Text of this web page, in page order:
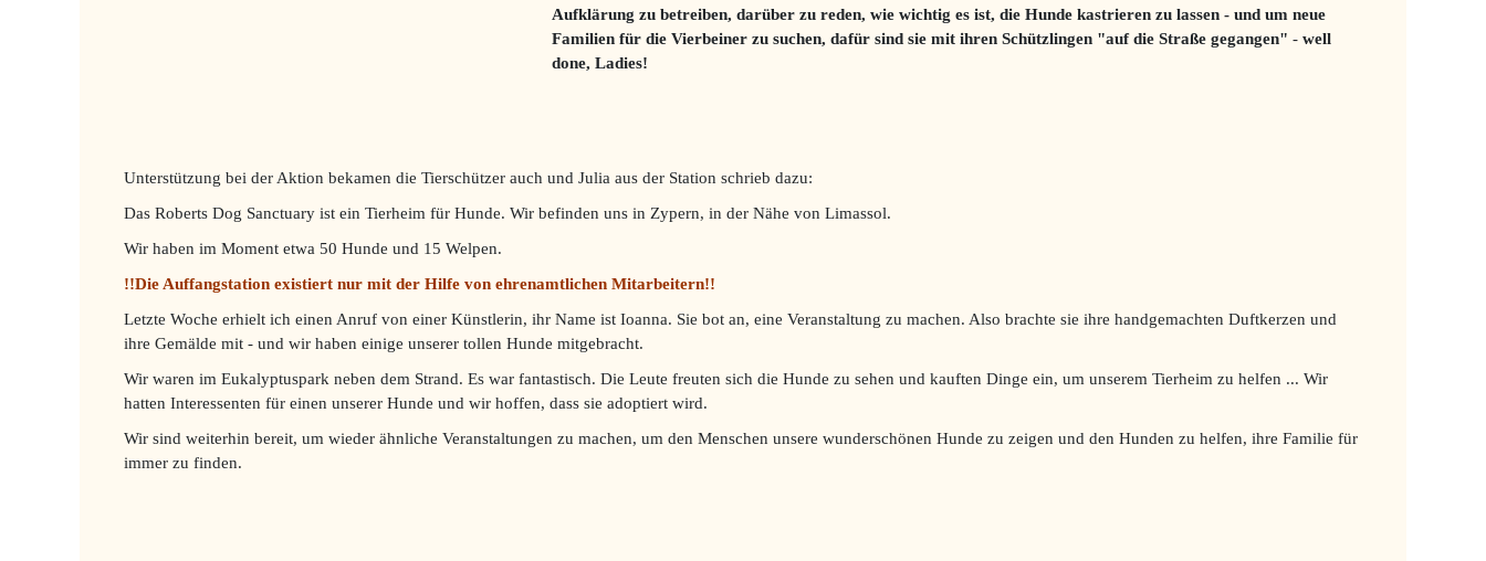
Aufklärung zu betreiben, darüber zu reden, wie wichtig es ist, die Hunde kastrieren zu lassen - und um neue
Familien für die Vierbeiner zu suchen, dafür sind sie mit ihren Schützlingen "auf die Straße gegangen" - well
done, Ladies!
Unterstützung bei der Aktion bekamen die Tierschützer auch und Julia aus der Station schrieb dazu:
Das Roberts Dog Sanctuary ist ein Tierheim für Hunde. Wir befinden uns in Zypern, in der Nähe von Limassol.
Wir haben im Moment etwa 50 Hunde und 15 Welpen.
!!Die Auffangstation existiert nur mit der Hilfe von ehrenamtlichen Mitarbeitern!!
Letzte Woche erhielt ich einen Anruf von einer Künstlerin, ihr Name ist Ioanna. Sie bot an, eine Veranstaltung zu machen. Also brachte sie ihre handgemachten Duftkerzen und
ihre Gemälde mit - und wir haben einige unserer tollen Hunde mitgebracht.
Wir waren im Eukalyptuspark neben dem Strand. Es war fantastisch. Die Leute freuten sich die Hunde zu sehen und kauften Dinge ein, um unserem Tierheim zu helfen ... Wir
hatten Interessenten für einen unserer Hunde und wir hoffen, dass sie adoptiert wird.
Wir sind weiterhin bereit, um wieder ähnliche Veranstaltungen zu machen, um den Menschen unsere wunderschönen Hunde zu zeigen und den Hunden zu helfen, ihre Familie für
immer zu finden.